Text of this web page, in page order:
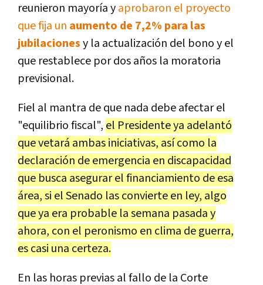
reunieron mayoría yaprobaron el proyecto
que fija un aumento de 7,2% para las
jubilacionesy la actualización del bono y el
que restablece por dos años la moratoria
previsional.
Fiel al mantra de que nada debe afectar el
"equilibrio fiscal", el Presidente ya adelantó
que vetará ambas iniciativas, así como la
declaración de emergencia en discapacidad
que busca asegurar el financiamiento de esa
área, si el Senado las convierte en ley, algo
que ya era probable la semana pasada y
ahora, con el peronismo en clima de guerra,
es casi una certeza.
En las horas previas al fallo de la Corte